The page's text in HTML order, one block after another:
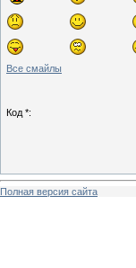
Все смайлы
Код *:
Полная версия сайта